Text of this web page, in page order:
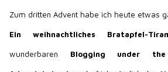
Zum dritten Advent habe ich heute etwas
Ein weihnachtliches Bratapfel-
wunderbaren Blogging under